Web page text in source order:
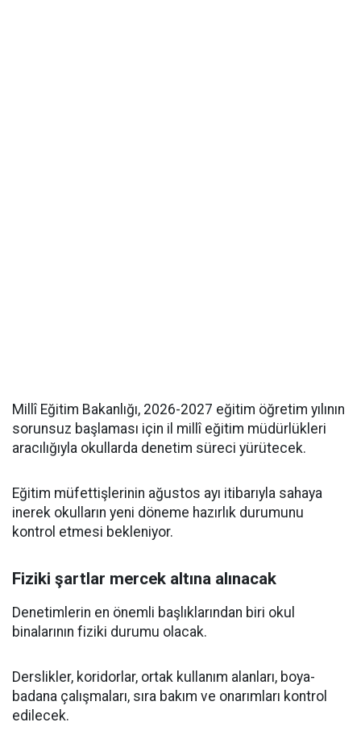
Millî Eğitim Bakanlığı, 2026-2027 eğitim öğretim yılının
sorunsuz başlaması için il millî eğitim müdürlükleri
aracılığıyla okullarda denetim süreci yürütecek.
Eğitim müfettişlerinin ağustos ayı itibarıyla sahaya
inerek okulların yeni döneme hazırlık durumunu
kontrol etmesi bekleniyor.
Fiziki şartlar mercek altına alınacak
Denetimlerin en önemli başlıklarından biri okul
binalarının fiziki durumu olacak.
Derslikler, koridorlar, ortak kullanım alanları, boya-
badana çalışmaları, sıra bakım ve onarımları kontrol
edilecek.